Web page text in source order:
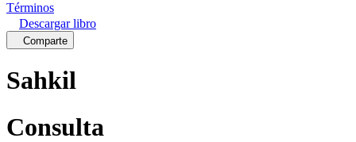
Términos
Descargarlibro
Comparte
Sahkil
Consulta